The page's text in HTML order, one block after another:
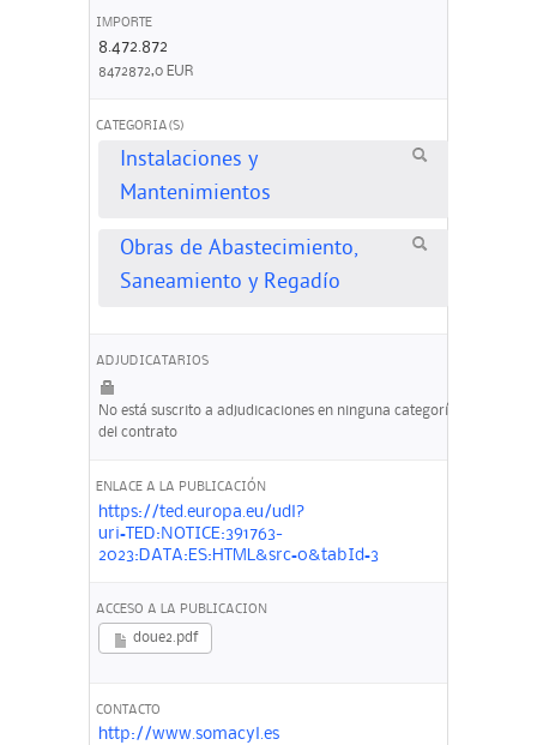
IMPORTE
8.472.872
8472872,0 EUR
CATEGORIA(S)
Instalaciones y
Mantenimientos
Obras de Abastecimiento,
Saneamiento y Regadío
ADJUDICATARIOS
No está suscrito a adjudicaciones en ninguna categoría
del contrato
ENLACE A LA PUBLICACIÓN
https://ted.europa.eu/udl?
uri=TED:NOTICE:391763-
2023:DATA:ES:HTML&src=0&tabId=3
ACCESO A LA PUBLICACION
doue2.pdf
CONTACTO
http://www.somacyl.es